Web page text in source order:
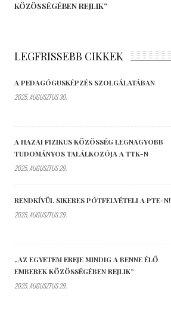
KÖZÖSSÉGÉBEN REJLIK”
LEGFRISSEBB CIKKEK
A PEDAGÓGUSKÉPZÉS SZOLGÁLATÁBAN
2025. AUGUSZTUS 30.
A HAZAI FIZIKUS KÖZÖSSÉG LEGNAGYOBB
TUDOMÁNYOS TALÁLKOZÓJA A TTK-N
2025. AUGUSZTUS 29.
RENDKÍVÜL SIKERES PÓTFELVÉTELI A PTE-N!
2025. AUGUSZTUS 29.
„AZ EGYETEM EREJE MINDIG A BENNE ÉLŐ
EMBEREK KÖZÖSSÉGÉBEN REJLIK”
2025. AUGUSZTUS 29.